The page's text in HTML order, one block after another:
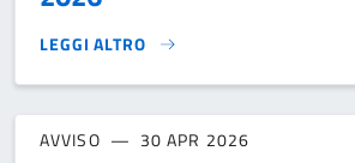
LEGGI ALTRO
MENÙ MENSA SCOLASTICA - MAGGIO
AVVISO 30 APR 2026